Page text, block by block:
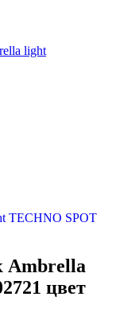
light
Ambrella
цвет